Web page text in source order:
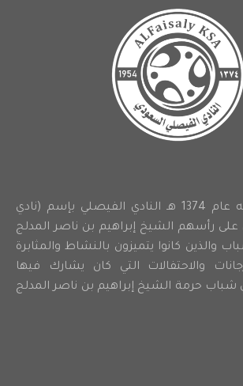
أسس شباب حرمه عام 1374 هـ النادي الفيصلي بإسم (نادي
رأسهم الشيخ إبراهيم بن ناصر المدلج
والذين كانوا يتميزون بالنشاط والمثابرة
والاحتفالات التي كان يشارك فيها
شباب حرمة الشيخ إبراهيم بن ناصر المدلج